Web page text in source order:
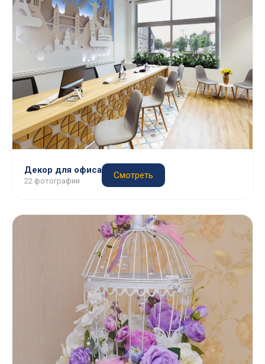
Декор для офиса
22 фотографии
Смотреть